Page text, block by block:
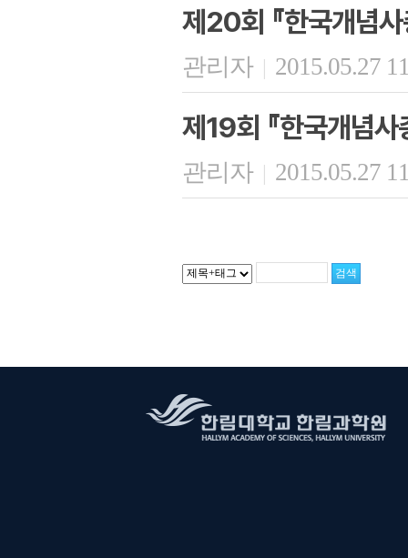
제20회 『한국개념
관리자 | 2015.05.27
제19회 『한국개념사
관리자 | 2015.05.27